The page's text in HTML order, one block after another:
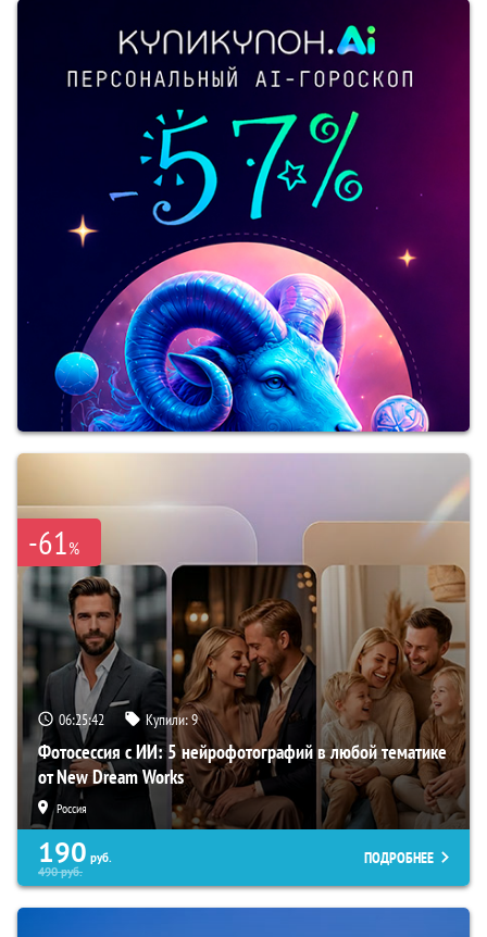
-61%
06:25:41 Купили:9
Фотосессия с ИИ: 5 нейрофотографий в любой тематике
от New Dream Works
Россия
190 руб.
490руб.
ПОДРОБНЕЕ